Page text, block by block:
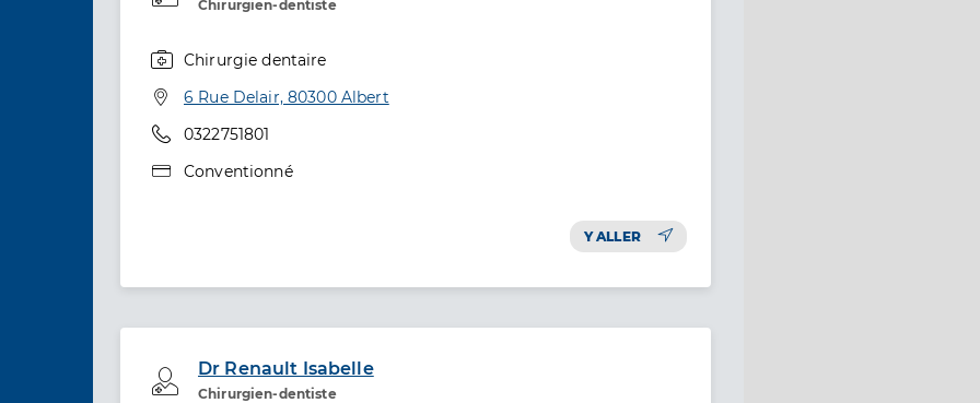
Chirurgien-dentiste
Chirurgie dentaire
Adresse
6 Rue Delair, 80300 Albert
Téléphone
0322751801
Type de convention
Conventionné
Y ALLER
Dr Renault Isabelle
Chirurgien-dentiste
Professionel de santé